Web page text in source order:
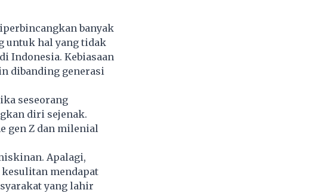
banyak
untuk hal yang tidak
Indonesia. Kebiasaan
dibanding generasi
seseorang
diri sejenak.
gen Z dan milenial
Apalagi,
mendapat
yang lahir